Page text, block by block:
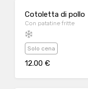
Cotoletta di pollo
Con patatine fritte
Solo cena
12.00 €